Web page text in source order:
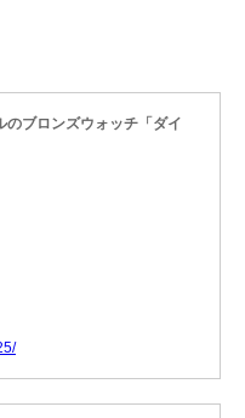
のブロンズウォッチ「ダイ